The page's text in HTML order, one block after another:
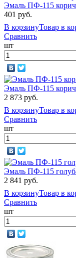
Эмаль ПФ-115
401 руб.
В корзинуТовар в
Сравнить
шт
Эмаль ПФ-115
2 873 руб.
В корзинуТовар в
Сравнить
шт
Эмаль ПФ-115
2 841 руб.
В корзинуТовар в
Сравнить
шт